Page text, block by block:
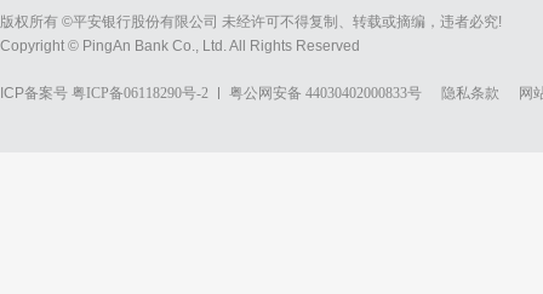
版权所有 ©平安银行股份有限公司 未经许可不得复制、转载或摘编，违者必究!
Copyright © PingAn Bank Co., Ltd. All Rights Reserved
ICP备案号 粤ICP备06118290号-2 粤公网安备 44030402000833号 隐私条款 网